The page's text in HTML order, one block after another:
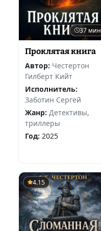
37 мин
Проклятая книга
Автор: Честертон
Гилберт Кийт
Исполнитель:
Заботин Сергей
Жанр: Детективы,
триллеры
Год: 2025
4.15